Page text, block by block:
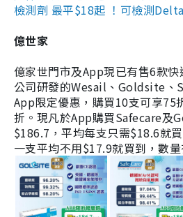
檢測劑 最平$18起 ！可檢測
億世家
億家世門市及App現已有售6款
公司研發的Wesail、Goldsite、
App限定優惠，購買10支可享75
折。現凡於App購買Safecare及
$186.7，平均每支只需$18.6就
一支平均不用$17.9就買到，數